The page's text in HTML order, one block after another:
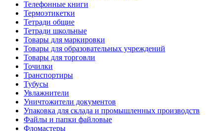
Телефонные книги
Термоэтикетки
Тетради общие
Тетради школьные
Товары для маркировки
Товары для образовательных учреждений
Товары для торговли
Точилки
Транспортиры
Тубусы
Увлажнители
Уничтожители документов
Упаковка для склада и промышленных производств
Файлы и папки файловые
Фломастеры